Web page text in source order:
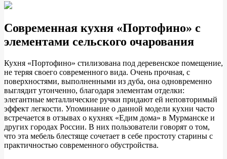
Современная кухня «Портофино» с
элементами сельского очарования
Кухня «Портофино» стилизована под деревенское помещение,
не теряя своего современного вида. Очень прочная, с
поверхностями, выполненными из дуба, она одновременно
выглядит утонченно, благодаря элементам отделки:
элегантные металлические ручки придают ей неповторимый
эффект легкости. Упоминание о данной модели кухни часто
встречается в отзывах о кухнях «Едим дома» в Мурманске и
других городах России. В них пользователи говорят о том,
что эта мебель блестяще сочетает в себе простоту старины с
практичностью современного обустройства.